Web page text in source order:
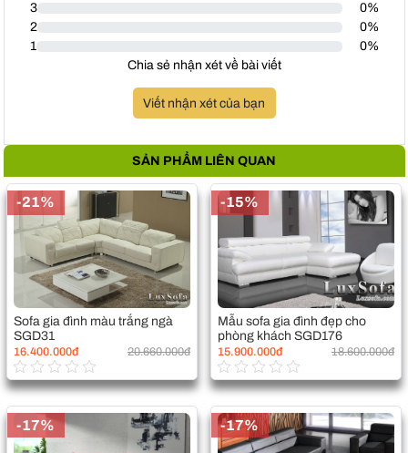
3
0%
2
0%
1
0%
Chia sẻ nhận xét về bài viết
Viết nhận xét của bạn
SẢN PHẨM LIÊN QUAN
Sofa gia đình màu trắng ngà
SGD31
16.400.000đ 20.660.000đ
-21%
Mẫu sofa gia đình đẹp cho
phòng khách SGD176
15.900.000đ 18.600.000đ
-15%
-17% -17%